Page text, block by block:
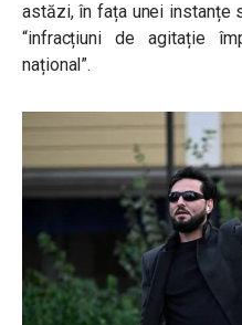
astăzi, în fața unei instanțe
“infracțiuni de agitație
național”.